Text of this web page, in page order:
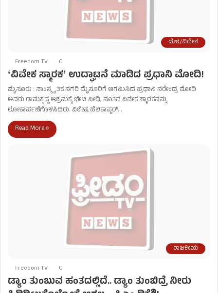
ದೇಶ/ವಿದೇಶ
Freedom TV 0
ʻವಿವೇಕ ಸ್ಮಾರಕʼ ಉದ್ಘಾಟನೆ ಮಾಡಿದ ಪ್ರಧಾನಿ ಮೋದಿ!
ಮೈಸೂರು : ಸಾಂಸ್ಕೃತಿಕ ನಗರಿ ಮೈಸೂರಿಗೆ ಆಗಮಿಸಿದ ಪ್ರಧಾನಿ ನರೇಂದ್ರ ಮೋದಿ
ಅವರು ರಾಮಕೃಷ್ಣ ಆಶ್ರಮಕ್ಕೆ ಭೇಟಿ ನೀಡಿ, ನೂತನ ವಿವೇಕ ಸ್ಮಾರಕವನ್ನು
ಲೋಕಾರ್ಪಣೆಗೊಳಿಸಿದರು. ವಿಶೇಷ ಹೆಲಿಕಾಪ್ಟರ್…
Read More »
ರಾಜಕೀಯ
Freedom TV 0
ಡ್ಯಾಂ ತುಂಬುವ ಹಂತದಲ್ಲಿದೆ.. ಡ್ಯಾಂ ತುಂಬಿದ್ರೆ ನೀರು